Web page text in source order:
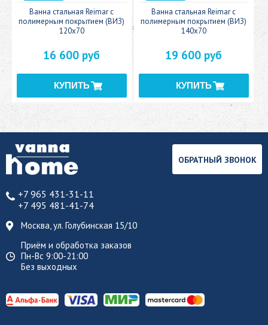
Ванна стальная Reimar с
полимерным покрытием (ВИЗ)
120x70
16 600 руб
Ванна стальная Reimar с
полимерным покрытием (ВИЗ)
140x70
19 600 руб
+7 965 431-31-11
+7 495 481-41-74
Москва, ул. Голубинская 15/10
Приём и обработка заказов
Пн-Вс 9:00-21:00
Без выходных
ОБРАТНЫЙ ЗВОНОК